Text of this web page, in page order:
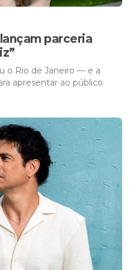
parceria
o Rio de Janeiro — e a
apresentar ao público